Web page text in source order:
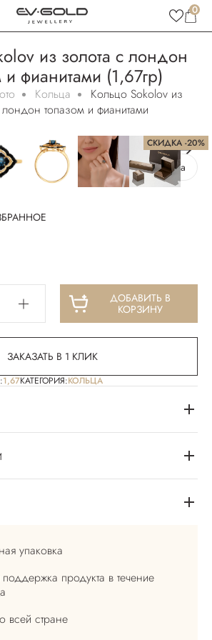
0
из золота с лондон
и фианитами (1,67гр)
Кольца
Кольцо Sokolov из
лондон топазом и фианитами
СКИДКА -20%
Бесплатная упаковка
ДОБАВИТЬ В
КОРЗИНУ
ЗАКАЗАТЬ В 1 КЛИК
1,67КАТЕГОРИЯ:КОЛЬЦА
упаковка
поддержка продукта в течение
всей стране